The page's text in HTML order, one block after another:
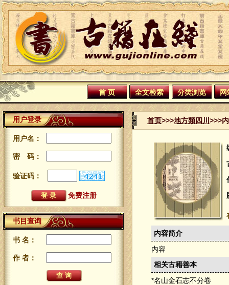
首 页 全文检索 分类浏览 网
用户登录
用户名：
密 码：
验证码：
免费注册
书目查询
书 名：
作 者：
首页>>>地方類四川 >>>
内容简介
内容
相关古籍善本
*名山金石志不分卷